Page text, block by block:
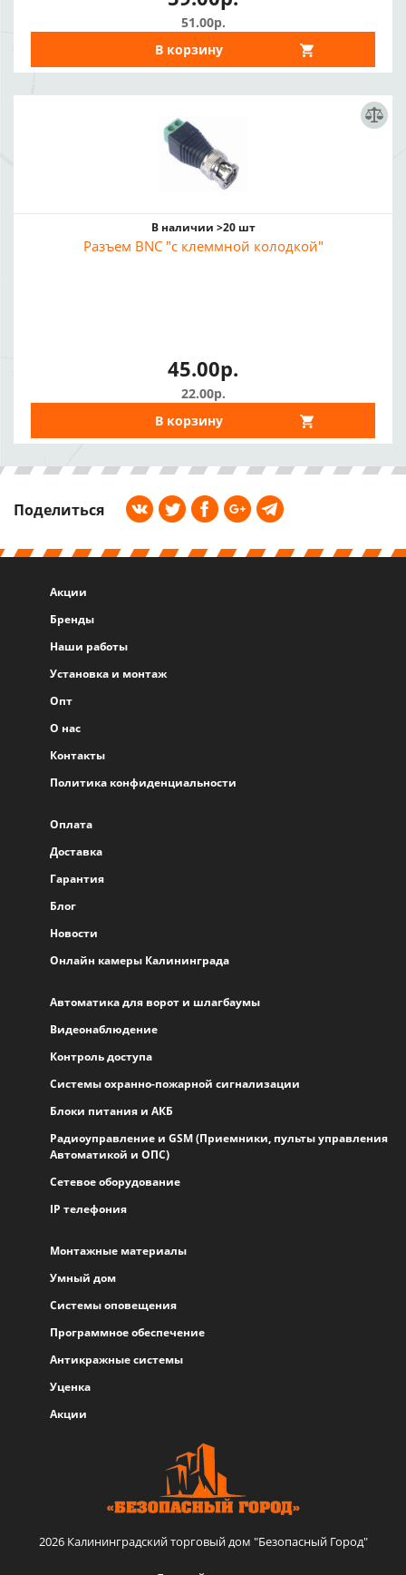
51.00р.
В корзину
В наличии >20 шт
Разъем BNC "с клеммной колодкой"
45.00р.
22.00р.
В корзину
Поделиться
Акции
Бренды
Наши работы
Установка и монтаж
Опт
О нас
Контакты
Политика конфиденциальности
Оплата
Доставка
Гарантия
Блог
Новости
Онлайн камеры Калининграда
Автоматика для ворот и шлагбаумы
Видеонаблюдение
Контроль доступа
Системы охранно-пожарной сигнализации
Блоки питания и АКБ
Радиоуправление и GSM (Приемники, пульты управления
Автоматикой и ОПС)
Сетевое оборудование
IP телефония
Монтажные материалы
Умный дом
Системы оповещения
Программное обеспечение
Антикражные системы
Уценка
Акции
2026 Калининградский торговый дом "Безопасный Город"